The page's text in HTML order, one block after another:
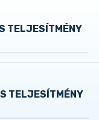
TELJESÍTMÉNY
TELJESÍTMÉNY